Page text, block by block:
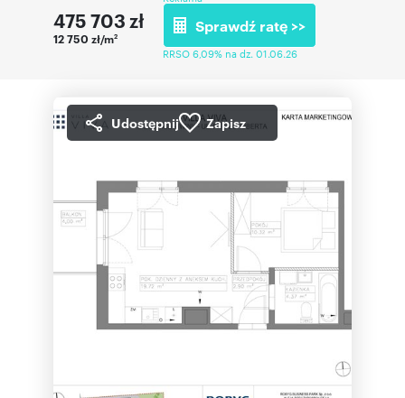
475 703 zł
12 750 zł/m2
Sprawdź ratę >>
RRSO 6,09% na dz. 01.06.26
Udostępnij Zapisz